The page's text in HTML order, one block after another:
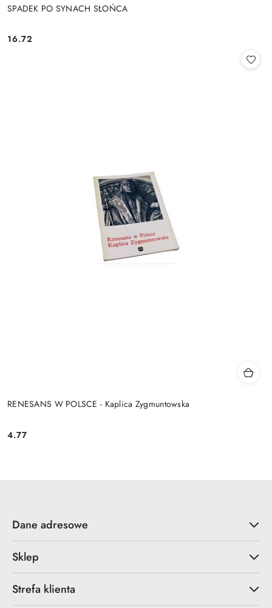
SPADEK PO SYNACH SŁOŃCA
Cena:
16.72
RENESANS W POLSCE - Kaplica Zygmuntowska
Cena:
4.77
Dane adresowe
Sklep
Strefa klienta